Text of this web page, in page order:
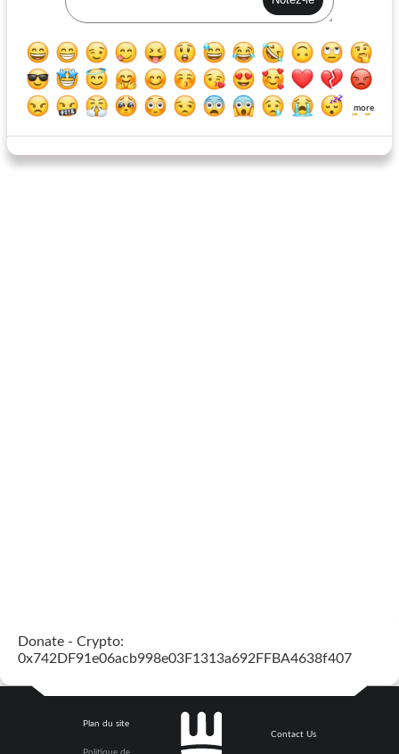
tarte au fudge et aux pacanes
more
Donate - Crypto:
0x742DF91e06acb998e03F1313a692FFBA4638f407
Plan du site
Contact Us